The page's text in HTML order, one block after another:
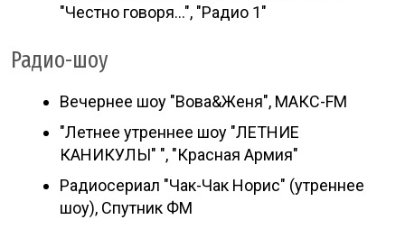
"Честно говоря…", "Радио 1"
Радио-шоу
Вечернее шоу "Вова&Женя", МАКС-FM
"Летнее утреннее шоу "ЛЕТНИЕ
КАНИКУЛЫ" ", "Красная Армия"
Радиосериал "Чак-Чак Норис" (утреннее
шоу), Спутник ФМ